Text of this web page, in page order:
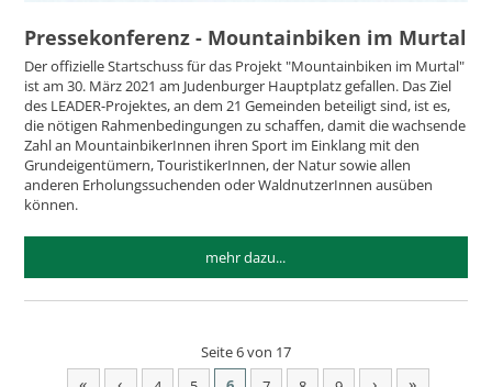
Pressekonferenz - Mountainbiken im Murtal
Der offizielle Startschuss für das Projekt "Mountainbiken im Murtal"
ist am 30. März 2021 am Judenburger Hauptplatz gefallen. Das Ziel
des LEADER-Projektes, an dem 21 Gemeinden beteiligt sind, ist es,
die nötigen Rahmenbedingungen zu schaffen, damit die wachsende
Zahl an MountainbikerInnen ihren Sport im Einklang mit den
Grundeigentümern, TouristikerInnen, der Natur sowie allen
anderen Erholungssuchenden oder WaldnutzerInnen ausüben
können.
mehr dazu...
Seite 6 von 17